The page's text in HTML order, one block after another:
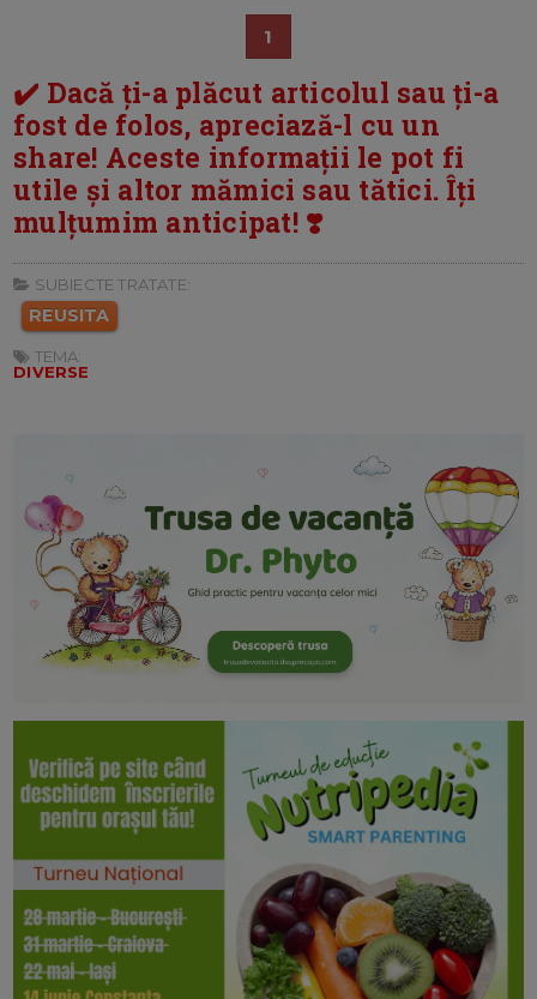
1
✔️ Dacă ți-a plăcut articolul sau ți-a
fost de folos, apreciază-l cu un
share! Aceste informații le pot fi
utile și altor mămici sau tătici. Îți
mulțumim anticipat! ❣️
SUBIECTE TRATATE:
REUSITA
TEMA:
DIVERSE